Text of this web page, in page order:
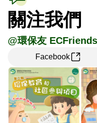
關注我們
@環保友 ECFriends
Facebook